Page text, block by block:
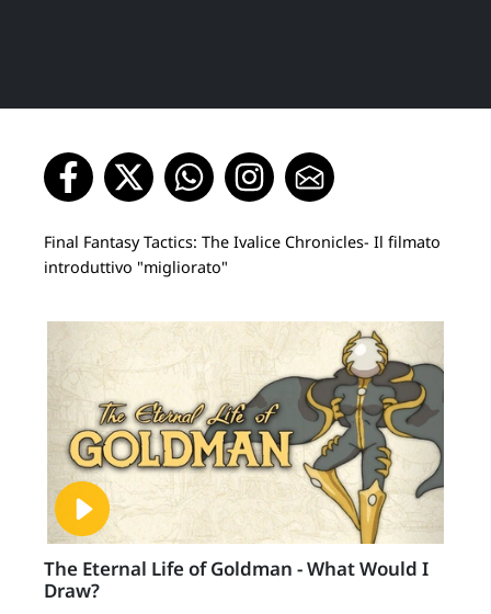
Final Fantasy Tactics: The Ivalice Chronicles- Il filmato
introduttivo "migliorato"
The Eternal Life of Goldman - What Would I
Draw?